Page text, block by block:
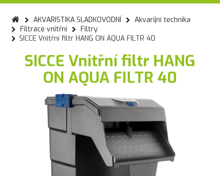
AKVARISTIKA SLADKOVODNÍ
Akvarijní technika
Filtrace vnitřní
Filtry
SICCE Vnitřní filtr HANG ON AQUA FILTR 40
SICCE Vnitřní filtr HANG
ON AQUA FILTR 40